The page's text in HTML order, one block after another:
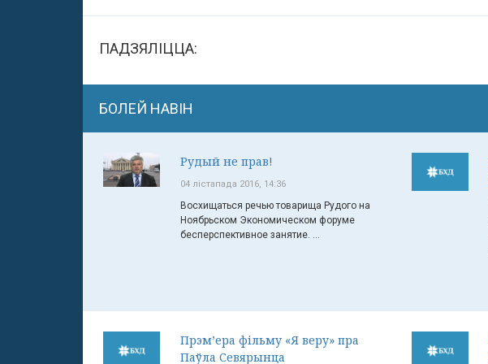
ПАДЗЯЛІЦЦА:
БОЛЕЙ НАВІН
Рудый не прав!
04 лістапада 2016, 14:36
Восхищаться речью товарища Рудого на
Ноябрьском Экономическом форуме
бесперспективное занятие. ...
Прэм’ера фільму «Я веру» пра
Паўла Севярынца